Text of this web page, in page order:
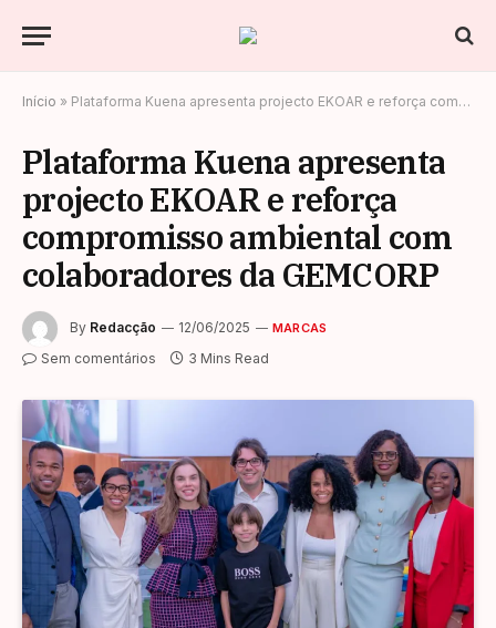
Início » Plataforma Kuena apresenta projecto EKOAR e reforça compromisso ambiental com colaboradores da GEMCORP
Plataforma Kuena apresenta
projecto EKOAR e reforça
compromisso ambiental com
colaboradores da GEMCORP
By Redacção 12/06/2025 MARCAS
Sem comentários 3 Mins Read